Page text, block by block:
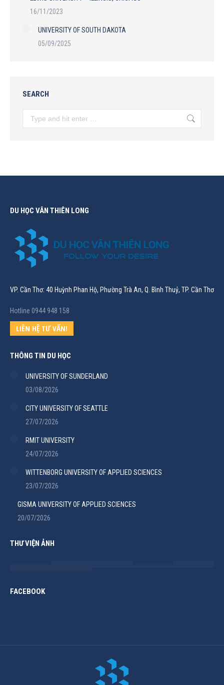
16/11/2023
UNIVERSITY OF SOUTH DAKOTA
05/09/2025
SEARCH
DU HỌC VÂN THIÊN LONG
VP. Cần Thơ: 40 Huỳnh Phan Hộ, Phường Trà An, Q. Bình Thuỷ, TP. Cần Thơ
Hotline 0944 948 158
LIÊN HỆ TƯ VẤN!
THÔNG TIN DU HỌC
UNIVERSITY OF SUNDERLAND
03/08/2026
CITY UNIVERSITY OF SEATTLE
27/07/2026
RMIT UNIVERSITY
24/07/2026
WITTENBORG UNIVERSITY OF APPLIED SCIENCES
23/07/2026
GISMA UNIVERSITY OF APPLIED SCIENCES
20/07/2026
THƯ VIỆN ẢNH
FACEBOOK